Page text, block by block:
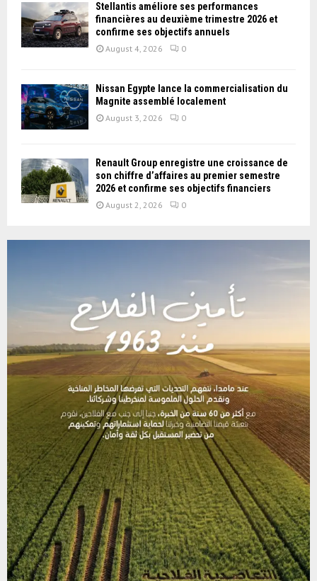
Stellantis améliore ses performances
financières au deuxième trimestre 2026 et
confirme ses objectifs annuels
August 4, 2026 0
Nissan Égypte lance la commercialisation du
Magnite assemblé localement
August 3, 2026 0
Renault Group enregistre une croissance de
son chiffre d’affaires au premier semestre
2026 et confirme ses objectifs financiers
August 2, 2026 0